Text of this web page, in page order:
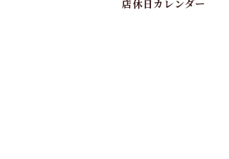
店休日カレンダー